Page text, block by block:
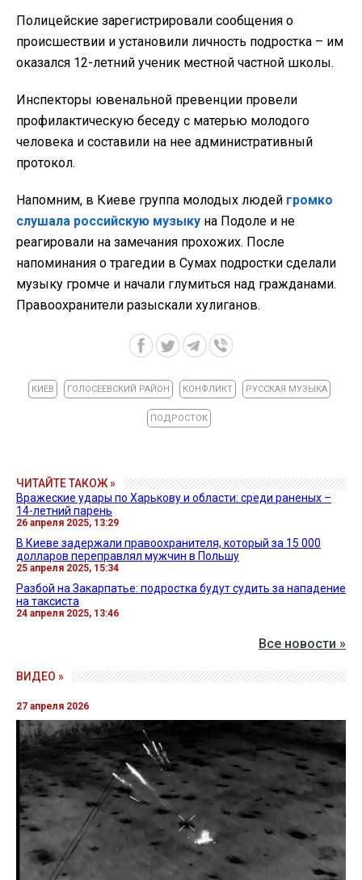
Полицейские зарегистрировали сообщения о
происшествии и установили личность подростка – им
оказался 12-летний ученик местной частной школы.
Инспекторы ювенальной превенции провели
профилактическую беседу с матерью молодого
человека и составили на нее административный
протокол.
Напомним, в Киеве группа молодых людей громко
слушала российскую музыку на Подоле и не
реагировали на замечания прохожих. После
напоминания о трагедии в Сумах подростки сделали
музыку громче и начали глумиться над гражданами.
Правоохранители разыскали хулиганов.
КИЕВ ГОЛОСЕЕВСКИЙ РАЙОН КОНФЛИКТ РУССКАЯ МУЗЫКА
ПОДРОСТОК
ЧИТАЙТЕ ТАКОЖ »
Вражеские удары по Харькову и области: среди раненых –
14-летний парень
26 апреля 2025, 13:29
В Киеве задержали правоохранителя, который за 15 000
долларов переправлял мужчин в Польшу
25 апреля 2025, 15:34
Разбой на Закарпатье: подростка будут судить за нападение
на таксиста
24 апреля 2025, 13:46
Все новости »
ВИДЕО »
27 апреля 2026